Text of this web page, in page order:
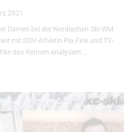
2021
Damen bei der Nordischen Ski-WM
mit DSV-Athletin Pia Fink und TV-
das Rennen analysiert …